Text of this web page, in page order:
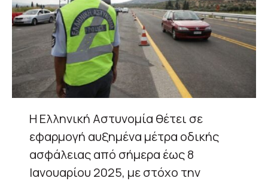
Η Ελληνική Αστυνομία θέτει σε
εφαρμογή αυξημένα μέτρα οδικής
ασφάλειας από σήμερα έως 8
Ιανουαρίου 2025, με στόχο την